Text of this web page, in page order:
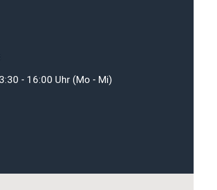
- 16:00 Uhr (Mo - Mi)